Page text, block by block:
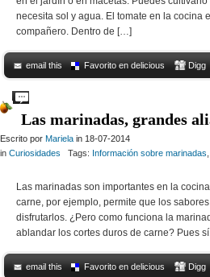
necesita sol y agua. El tomate en la cocina
compañero. Dentro de […]
email this Favorito en delicious Digg
Las marinadas, grandes
Escrito por Mariela in 18-07-2014
in Curiosidades Tags: Información sobre marinadas
Las marinadas son importantes en la
carne, por ejemplo, permite que los
disfrutarlos. ¿Pero como funciona la
ablandar los cortes duros de carne? Pues
email this Favorito en delicious Digg